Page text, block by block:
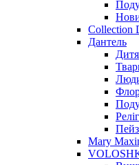
Collection
Дантель
Mary